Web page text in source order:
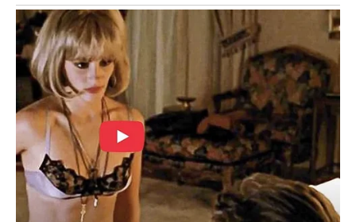
plan koji vam je bio veoma važan.
Na ljubavnom planu partner će biti vaš najveći oslonac i
podrška.
Vodolija
Vodolije će biti među znakovima kojima se ispunjava
jedna od najdubljih želja. Neočekivana poslovna prilika,
važna vest ili susret sa osobom koja će imati veliki uticaj